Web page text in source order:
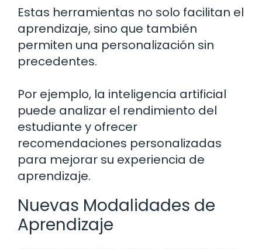
Estas herramientas no solo facilitan el
aprendizaje, sino que también
permiten una personalización sin
precedentes.
Por ejemplo, la inteligencia artificial
puede analizar el rendimiento del
estudiante y ofrecer
recomendaciones personalizadas
para mejorar su experiencia de
aprendizaje.
Nuevas Modalidades de
Aprendizaje